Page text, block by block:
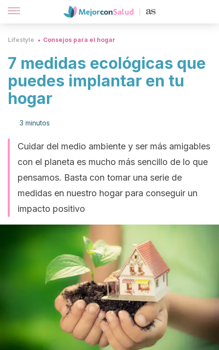
Lifestyle Consejos para el hogar
7 medidas ecológicas que
puedes implantar en tu
hogar
3 minutos
Cuidar del medio ambiente y ser más amigables
con el planeta es mucho más sencillo de lo que
pensamos. Basta con tomar una serie de
medidas en nuestro hogar para conseguir un
impacto positivo